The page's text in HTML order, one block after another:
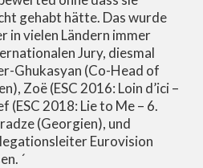
gehabt hätte. Das wurde
in vielen Ländern immer
Jury, diesmal
Ghukasyan (Co-Head of
Zoë (ESC 2016: Loin d’ici –
(ESC 2018: Lie to Me – 6.
(Georgien), und
Eurovision
´